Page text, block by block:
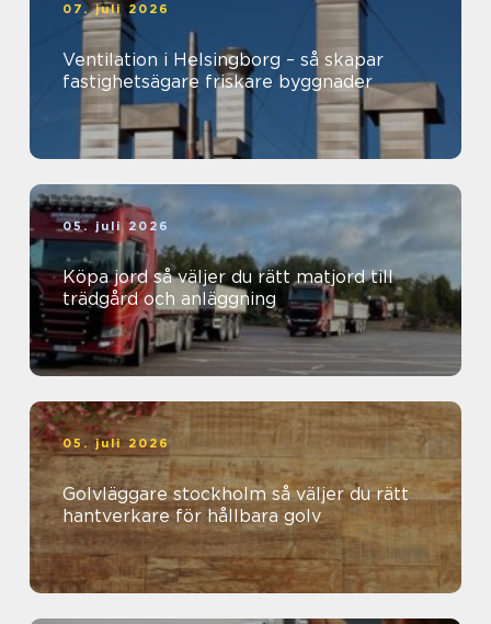
07. juli 2026
Ventilation i Helsingborg – så skapar
fastighetsägare friskare byggnader
05. juli 2026
Köpa jord så väljer du rätt matjord till
trädgård och anläggning
05. juli 2026
Golvläggare stockholm så väljer du rätt
hantverkare för hållbara golv